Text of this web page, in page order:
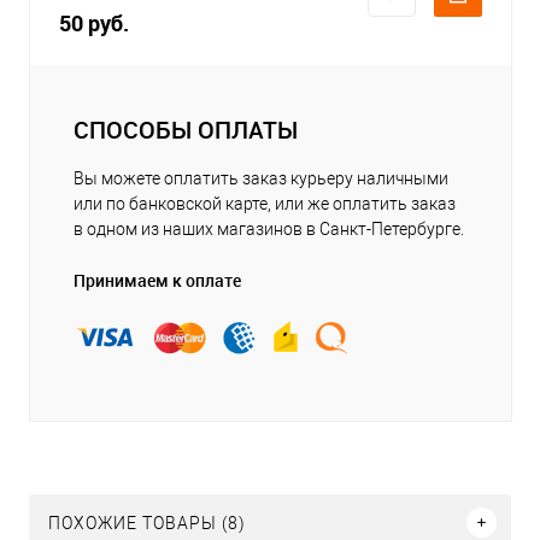
50 руб.
СПОСОБЫ ОПЛАТЫ
Вы можете оплатить заказ курьеру наличными
или по банковской карте, или же оплатить заказ
в одном из наших магазинов в Санкт-Петербурге.
Принимаем к оплате
ПОХОЖИЕ ТОВАРЫ (8)